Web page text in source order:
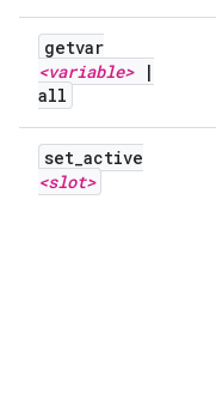
getvar
<variable>
|
all
set_active
<slot>